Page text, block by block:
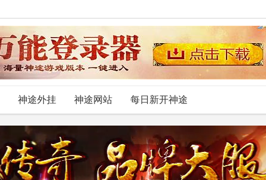
神途外挂 神途网站 每日新开神途